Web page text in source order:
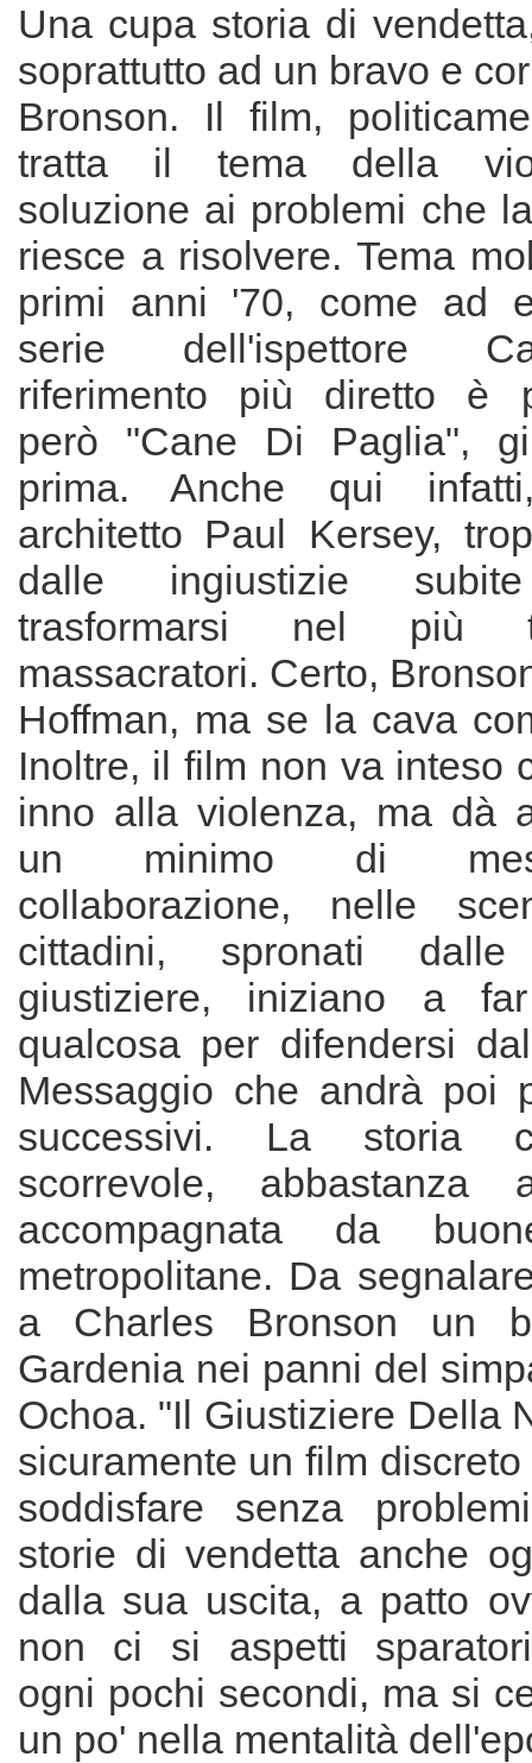
Una cupa storia di
soprattutto ad un bravo e
Bronson. Il film,
tratta il tema della
soluzione ai problemi che
riesce a risolvere. Tema
primi anni '70, come ad
serie dell'ispettore
riferimento più diretto è
però "Cane Di Paglia",
prima. Anche qui
architetto Paul Kersey,
dalle ingiustizie
trasformarsi nel più
massacratori. Certo,
Hoffman, ma se la cava
Inoltre, il film non va inteso
inno alla violenza, ma dà
un minimo di
collaborazione, nelle
cittadini, spronati
giustiziere, iniziano a
qualcosa per difendersi
Messaggio che andrà poi
successivi. La storia
scorrevole, abbastanza
accompagnata da
metropolitane. Da
a Charles Bronson un
Gardenia nei panni del
Ochoa. "Il Giustiziere Della
sicuramente un film
soddisfare senza
storie di vendetta anche
dalla sua uscita, a patto
non ci si aspetti
ogni pochi secondi, ma si
un po' nella mentalità